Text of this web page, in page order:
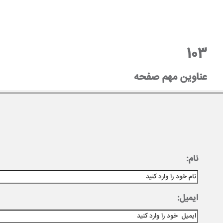
103
عناوین مهم صفحه
نام:
ایمیل: